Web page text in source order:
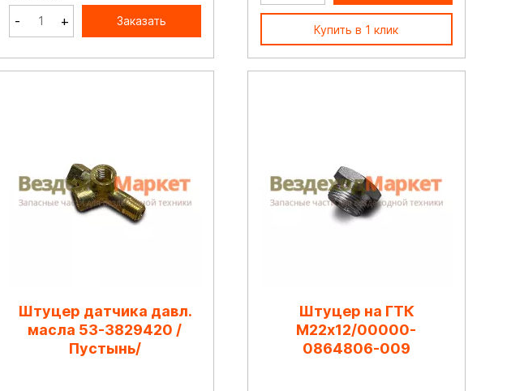
- + Заказать
Купить в 1 клик
Штуцер датчика давл.
масла 53-3829420 /
Пустынь/
Штуцер на ГТК
М22х12/00000-
0864806-009